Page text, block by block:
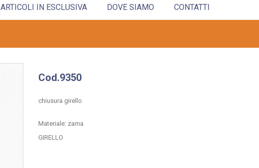
ARTICOLI IN ESCLUSIVA DOVE SIAMO CONTATTI
Cod.9350
chiusura girello
Materiale: zama
GIRELLO